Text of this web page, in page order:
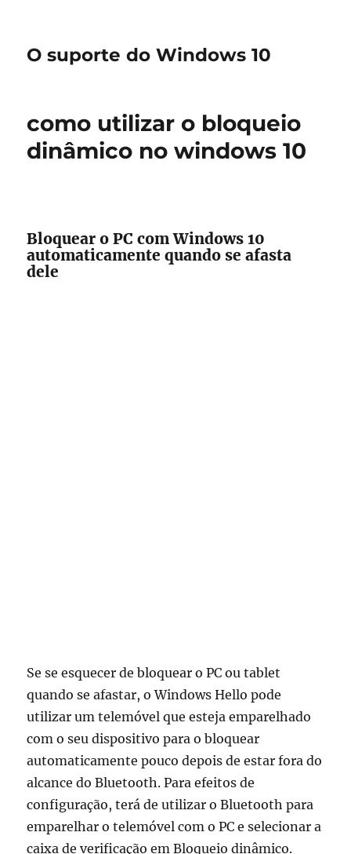
O suporte do Windows 10
como utilizar o bloqueio
dinâmico no windows 10
Bloquear o PC com Windows 10
automaticamente quando se afasta
dele
Se se esquecer de bloquear o PC ou tablet
quando se afastar, o Windows Hello pode
utilizar um telemóvel que esteja emparelhado
com o seu dispositivo para o bloquear
automaticamente pouco depois de estar fora do
alcance do Bluetooth. Para efeitos de
configuração, terá de utilizar o Bluetooth para
emparelhar o telemóvel com o PC e selecionar a
caixa de verificação em Bloqueio dinâmico.